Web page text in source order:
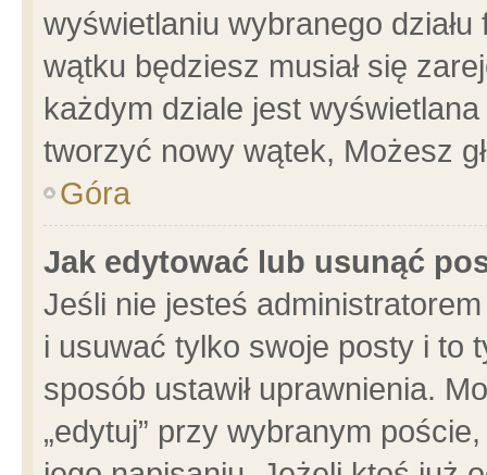
wyświetlaniu wybranego
wątku będziesz musiał się
każdym dziale jest
tworzyć nowy wątek, Możesz
Góra
Jak edytować lub usunąć
Jeśli nie jesteś
i usuwać tylko swoje posty i to
sposób ustawił uprawnienia.
„edytuj” przy wybranym